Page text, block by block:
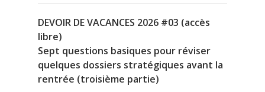
DEVOIR DE VACANCES 2026 #03 (accès
libre)
Sept questions basiques pour réviser
quelques dossiers stratégiques avant la
rentrée (troisième partie)